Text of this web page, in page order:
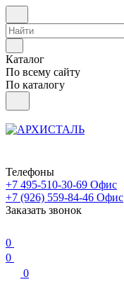
Каталог
По всему сайту
По каталогу
Телефоны
+7 495-510-30-69 Офис
+7 (926) 559-84-46 Офис
Заказать звонок
0
0
0